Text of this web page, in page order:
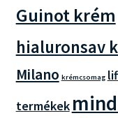
Guinot krém
hialuronsav
Milano krémcsomag
termékek